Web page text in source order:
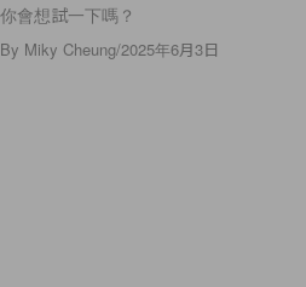
你會想試一下嗎？
By Miky Cheung/2025年6月3日